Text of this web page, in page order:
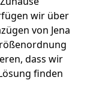
wir über
von Jena
dass wir
finden